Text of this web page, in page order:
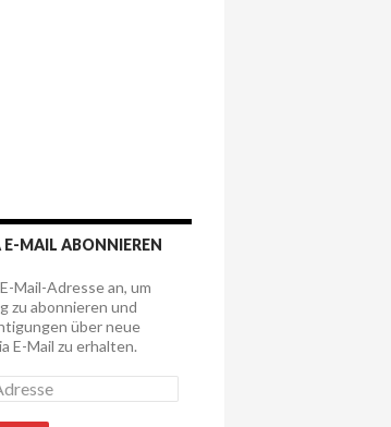
E-MAIL ABONNIEREN
Mail-Adresse an, um
zu abonnieren und
über neue
E-Mail zu erhalten.